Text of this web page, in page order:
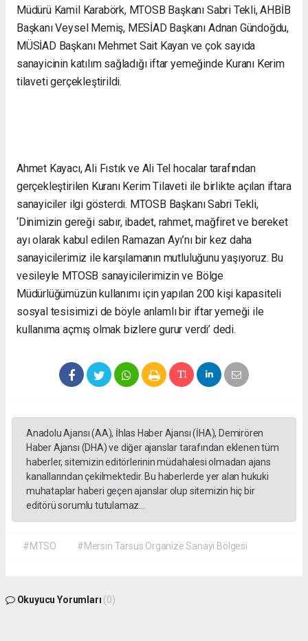
Müdürü Kamil Karabörk, MTOSB Başkanı Sabri Tekli, AHBİB
Başkanı Veysel Memiş, MESİAD Başkanı Adnan Gündoğdu,
MÜSİAD Başkanı Mehmet Sait Kayan ve çok sayıda
sanayicinin katılım sağladığı iftar yemeğinde Kuranı Kerim
tilaveti gerçekleştirildi.
Ahmet Kayacı, Ali Fıstık ve Ali Tel hocalar tarafından
gerçekleştirilen Kuranı Kerim Tilaveti ile birlikte açılan iftara
sanayiciler ilgi gösterdi. MTOSB Başkanı Sabri Tekli,
‘Dinimizin gereği sabır, ibadet, rahmet, mağfiret ve bereket
ayı olarak kabul edilen Ramazan Ayı’nı bir kez daha
sanayicilerimiz ile karşılamanın mutluluğunu yaşıyoruz. Bu
vesileyle MTOSB sanayicilerimizin ve Bölge
Müdürlüğümüzün kullanımı için yapılan 200 kişi kapasiteli
sosyal tesisimizi de böyle anlamlı bir iftar yemeği ile
kullanıma açmış olmak bizlere gurur verdi’ dedi.
Anadolu Ajansı (AA), İhlas Haber Ajansı (İHA), Demirören
Haber Ajansı (DHA) ve diğer ajanslar tarafından eklenen tüm
haberler, sitemizin editörlerinin müdahalesi olmadan ajans
kanallarından çekilmektedir. Bu haberlerde yer alan hukuki
muhataplar haberi geçen ajanslar olup sitemizin hiç bir
editörü sorumlu tutulamaz...
#MTSO #Mersin Tarsus Organize Sanayi Bölgesi
Okuyucu Yorumları (0)